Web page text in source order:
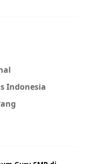
Indonesia